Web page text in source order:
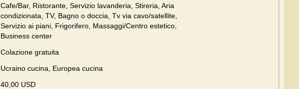
Cafe/Bar, Ristorante, Servizio lavanderia, Stireria, Aria
condizionata, TV, Bagno o doccia, Tv via cavo/satellite,
Servizio ai piani, Frigorifero, Massaggi/Centro estetico,
Business center
Colazione gratuita
Ucraino cucina, Europea cucina
40,00 USD